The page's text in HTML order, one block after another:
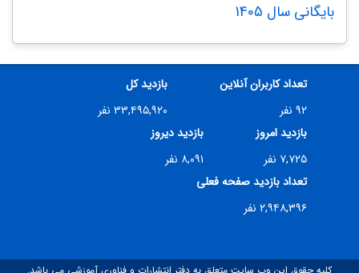
بایگانی سال 1405
تعداد کاربران آنلاین
۹۲ نفر
بازدید کل
۳۳,۴۹۵,۹۲۰ نفر
بازدید امروز
۷,۷۲۵ نفر
بازدید دیروز
۸,۰۹۱ نفر
تعداد بازدید صفحه فعلی
۲,۹۴۸,۳۹۶ نفر